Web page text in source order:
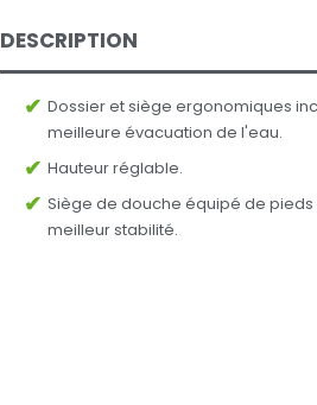
DESCRIPTION
Dossier et siège ergonomiques
meilleure évacuation de l'eau.
Hauteur réglable.
Siège de douche équipé de
meilleur stabilité.